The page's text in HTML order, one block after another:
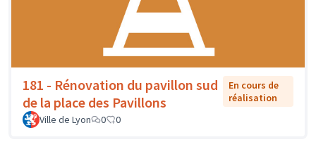
181 - Rénovation du pavillon sud
de la place des Pavillons
En cours de
réalisation
Ville de Lyon
0 0